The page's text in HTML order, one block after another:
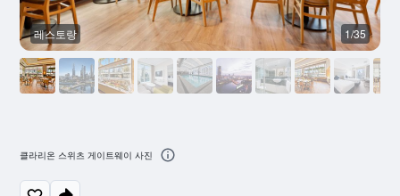
레스토랑 1/35
클라리온 스위츠 게이트웨이 사진